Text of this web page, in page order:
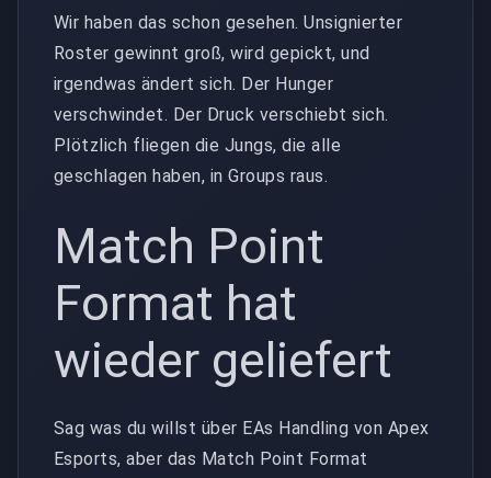
Wir haben das schon gesehen. Unsignierter
Roster gewinnt groß, wird gepickt, und
irgendwas ändert sich. Der Hunger
verschwindet. Der Druck verschiebt sich.
Plötzlich fliegen die Jungs, die alle
geschlagen haben, in Groups raus.
Match Point
Format hat
wieder geliefert
Sag was du willst über EAs Handling von Apex
Esports, aber das Match Point Format